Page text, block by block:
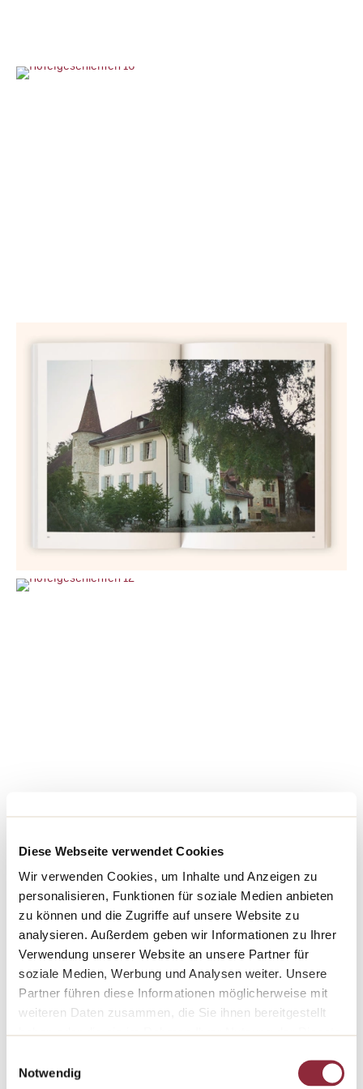
Diese Webseite verwendet Cookies
Wir verwenden Cookies, um Inhalte und Anzeigen zu
personalisieren, Funktionen für soziale Medien anbieten
zu können und die Zugriffe auf unsere Website zu
analysieren. Außerdem geben wir Informationen zu Ihrer
Verwendung unserer Website an unsere Partner für
soziale Medien, Werbung und Analysen weiter. Unsere
Partner führen diese Informationen möglicherweise mit
weiteren Daten zusammen, die Sie ihnen bereitgestellt
haben oder die sie im Rahmen Ihrer Nutzung der Dienste
Notwendig
Les créateurs
Le magazine de voyage suisse Transhelvetica est toujours à la
inspire à ses lecteurs des excursions variées à travers le pays.
Pour le présent ouvrage, les personnes derrière le magazine ont